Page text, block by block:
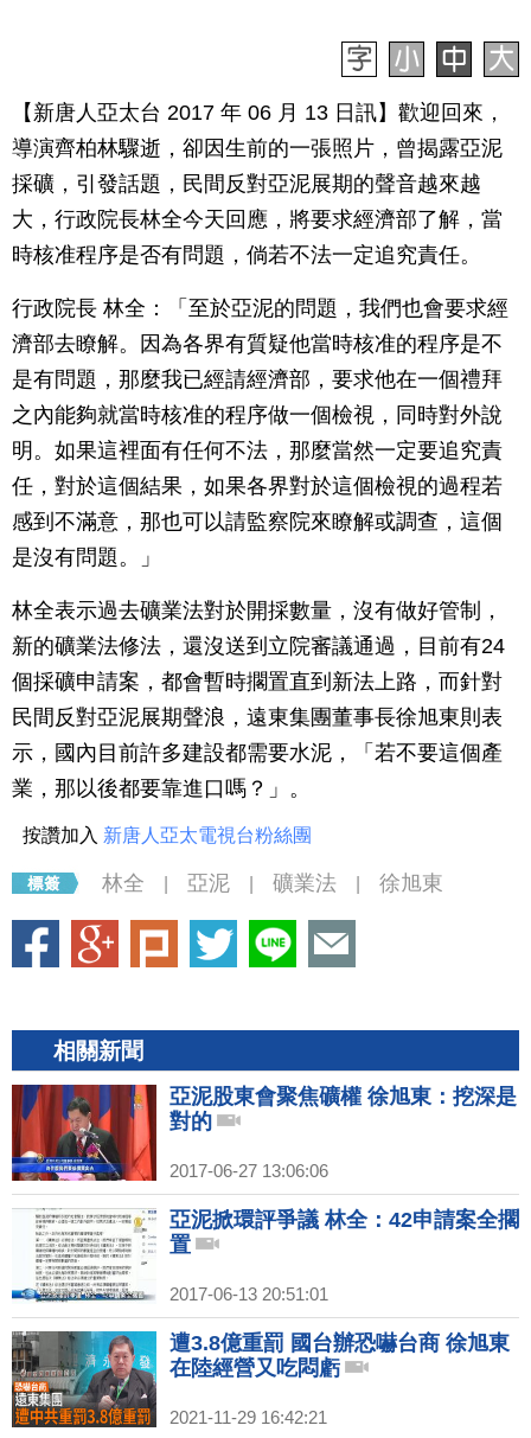
【新唐人亞太台 2017 年 06 月 13 日訊】歡迎回來，
導演齊柏林驟逝，卻因生前的一張照片，曾揭露亞泥
採礦，引發話題，民間反對亞泥展期的聲音越來越
大，行政院長林全今天回應，將要求經濟部了解，當
時核准程序是否有問題，倘若不法一定追究責任。
行政院長 林全：「至於亞泥的問題，我們也會要求經
濟部去瞭解。因為各界有質疑他當時核准的程序是不
是有問題，那麼我已經請經濟部，要求他在一個禮拜
之內能夠就當時核准的程序做一個檢視，同時對外說
明。如果這裡面有任何不法，那麼當然一定要追究責
任，對於這個結果，如果各界對於這個檢視的過程若
感到不滿意，那也可以請監察院來瞭解或調查，這個
是沒有問題。」
林全表示過去礦業法對於開採數量，沒有做好管制，
新的礦業法修法，還沒送到立院審議通過，目前有24
個採礦申請案，都會暫時擱置直到新法上路，而針對
民間反對亞泥展期聲浪，遠東集團董事長徐旭東則表
示，國內目前許多建設都需要水泥，「若不要這個產
業，那以後都要靠進口嗎？」。
按讚加入 新唐人亞太電視台粉絲團
林全 亞泥 礦業法 徐旭東
相關新聞
亞泥股東會聚焦礦權 徐旭東：挖深是
對的
2017-06-27 13:06:06
亞泥掀環評爭議 林全：42申請案全擱
置
2017-06-13 20:51:01
遭3.8億重罰 國台辦恐嚇台商 徐旭東
在陸經營又吃悶虧
2021-11-29 16:42:21